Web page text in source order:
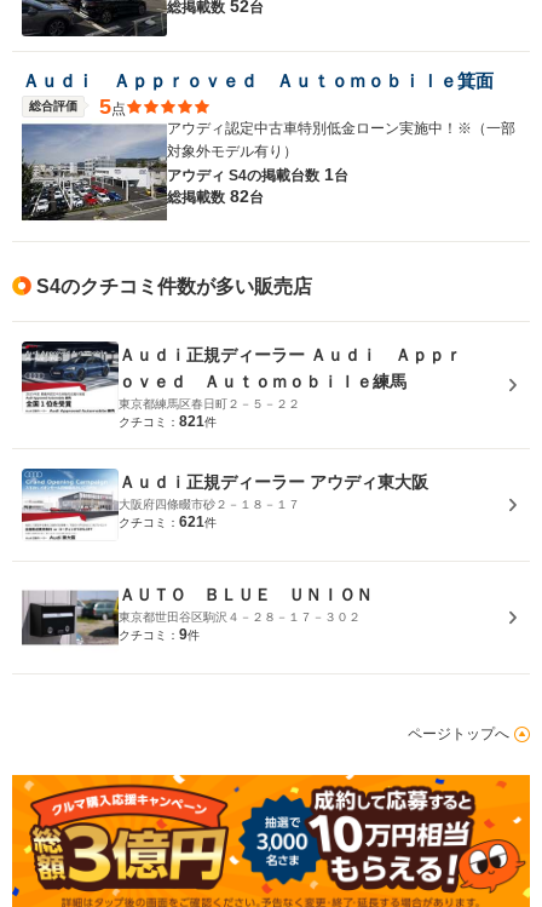
総掲載数 52台
Ａｕｄｉ Ａｐｐｒｏｖｅｄ Ａｕｔｏｍｏｂｉｌｅ箕面
総合評価 5点
アウディ認定中古車特別低金ローン実施中！※（一部
対象外モデル有り）
アウディ S4の掲載台数 1台
総掲載数 82台
S4のクチコミ件数が多い販売店
Ａｕｄｉ正規ディーラー Ａｕｄｉ Ａｐｐｒ
ｏｖｅｄ Ａｕｔｏｍｏｂｉｌｅ練馬
東京都練馬区春日町２－５－２２
クチコミ： 821件
Ａｕｄｉ正規ディーラー アウディ東大阪
大阪府四條畷市砂２－１８－１７
クチコミ： 621件
ＡＵＴＯ ＢＬＵＥ ＵＮＩＯＮ
東京都世田谷区駒沢４－２８－１７－３０２
クチコミ： 9件
ページトップへ